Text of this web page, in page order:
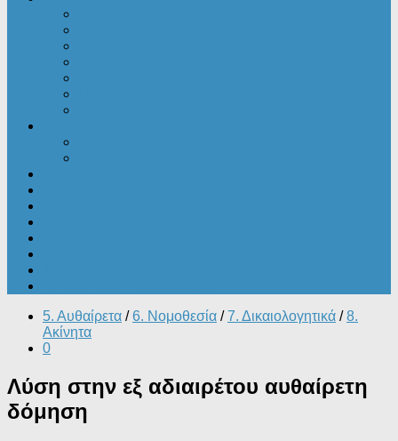
5. Αυθαίρετα / 6. Νομοθεσία / 7. Δικαιολογητικά / 8.
Ακίνητα
0
Λύση στην εξ αδιαιρέτου αυθαίρετη
δόμηση